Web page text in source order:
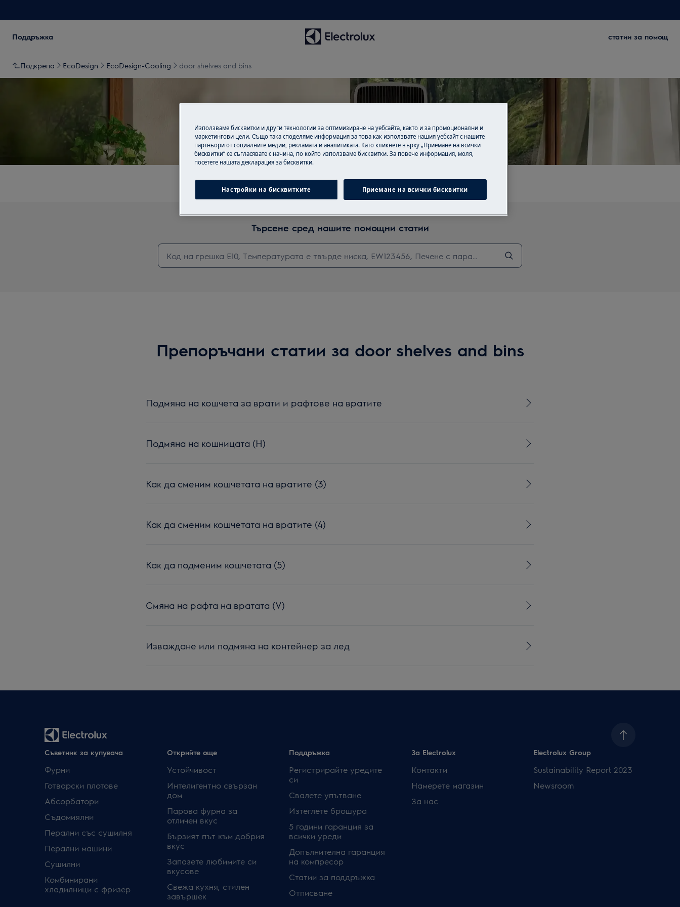
Поддръжка статии за помощ
Подкрепа EcoDesign EcoDesign-Cooling door shelves and bins
Подкрепа за door shelves and bins
Търсене сред нашите помощни статии
Препоръчани статии за door shelves and bins
Подмяна на кошчета за врати и рафтове на вратите
Подмяна на кошницата (H)
Как да сменим кошчетата на вратите (3)
Как да сменим кошчетата на вратите (4)
Как да подменим кошчетата (5)
Смяна на рафта на вратата (V)
Изваждане или подмяна на контейнер за лед
Съветник за купувача
Фурни
Готварски плотове
Абсорбатори
Съдомиялни
Перални със сушилня
Перални машини
Сушилни
Комбинирани
хладилници с фризер
Открийте още
Устойчивост
Интелигентно свързан
дом
Парова фурна за
отличен вкус
Бързият път към добрия
вкус
Запазете любимите си
вкусове
Свежа кухня, стилен
завършек
Поддръжка
Регистрирайте уредите
си
Свалете упътване
Изтеглете брошура
5 години гаранция за
всички уреди
Допълнителна гаранция
на компресор
Статии за поддръжка
Отписване
За Electrolux
Контакти
Намерете магазин
За нас
Electrolux Group
Sustainability Report 2023
Newsroom
Използваме бисквитки и други технологии за оптимизиране на уебсайта, както и за промоционални и
маркетингови цели. Също така споделяме информация за това как използвате нашия уебсайт с нашите
партньори от социалните медии, рекламата и аналитиката. Като кликнете върху „Приемане на всички
бисквитки“ се съгласявате с начина, по който използваме бисквитки. За повече информация, моля,
посетете нашата декларация за бисквитки.
Настройки на бисквитките Приемане на всички бисквитки